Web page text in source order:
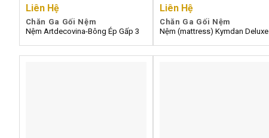
Chăn Ga Gối Nệm
Nệm Artdecovina-Bông Ép Gấp 3
Liên Hệ
Chăn Ga Gối Nệm
Nệm (mattress) Kymdan Deluxe
Liên Hệ